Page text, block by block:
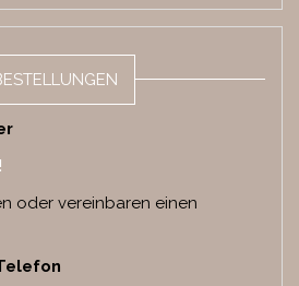
oder vereinbaren einen